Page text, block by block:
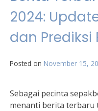
2024:
dan
Posted on November 15,
Sebagai pecinta
menanti berita terbaru